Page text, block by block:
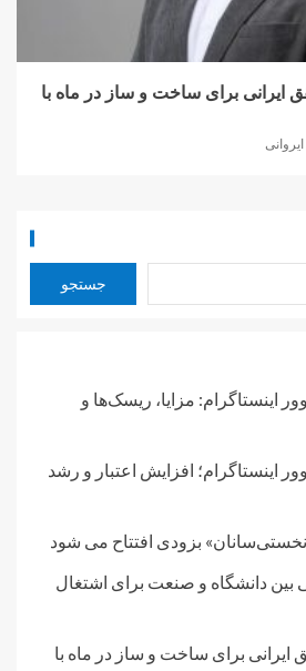
ایرانی برای ساخت و ساز در ماه با
جستجو
اینستاگرام: مزایا، ریسک‌ها و
اینستاگرام؛ افزایش اعتبار و رشد
بزودی افتتاح می شود
بین دانشگاه و صنعت برای اشتغال
ایرانی برای ساخت و ساز در ماه با